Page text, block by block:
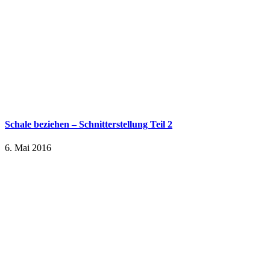
Schale beziehen – Schnitterstellung Teil 2
6. Mai 2016